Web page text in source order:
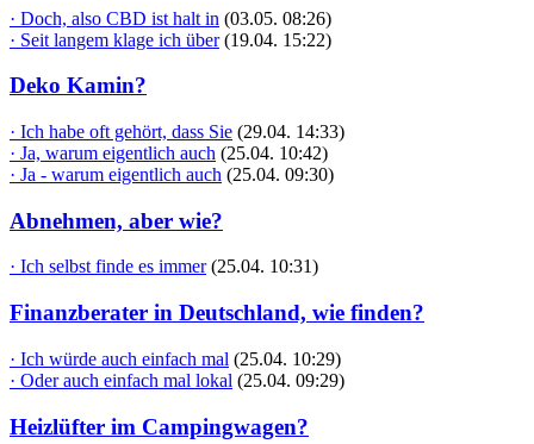
· Doch, also CBD ist halt in (03.05. 08:26)
· Seit langem klage ich über (19.04. 15:22)
Deko Kamin?
· Ich habe oft gehört, dass Sie (29.04. 14:33)
· Ja, warum eigentlich auch (25.04. 10:42)
· Ja - warum eigentlich auch (25.04. 09:30)
Abnehmen, aber wie?
· Ich selbst finde es immer (25.04. 10:31)
Finanzberater in Deutschland, wie finden?
· Ich würde auch einfach mal (25.04. 10:29)
· Oder auch einfach mal lokal (25.04. 09:29)
Heizlüfter im Campingwagen?